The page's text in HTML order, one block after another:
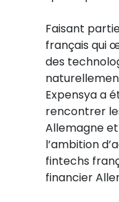
Faisant
français qui
des
Expensya a
rencontrer
Allemagne
l’ambition
fintechs
financier